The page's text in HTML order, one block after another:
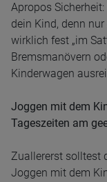
Apropos
dein Kind, denn
wirklich fest „im
Bremsmanövern
Kinderwagen
Joggen mit dem
Tageszeiten am
Zuallererst solltest
Joggen mit dem